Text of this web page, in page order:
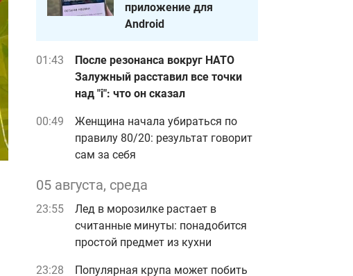
приложение для
Android
01:43
После резонанса вокруг НАТО
Залужный расставил все точки
над "i": что он сказал
00:49
Женщина начала убираться по
правилу 80/20: результат говорит
сам за себя
05 августа, среда
23:55
Лед в морозилке растает в
считанные минуты: понадобится
простой предмет из кухни
23:28
Популярная крупа может побить